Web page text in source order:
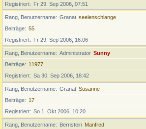
Registriert
Fr 29. Sep 2006, 07:51
Rang, Benutzername Granat seelenschlange
Beiträge
55
Registriert
Fr 29. Sep 2006, 16:06
Rang, Benutzername Administrator Sunny
Beiträge
11977
Registriert
Sa 30. Sep 2006, 18:42
Rang, Benutzername Granat Susanne
Beiträge
17
Registriert
So 1. Okt 2006, 10:20
Rang, Benutzername Bernstein Manfred